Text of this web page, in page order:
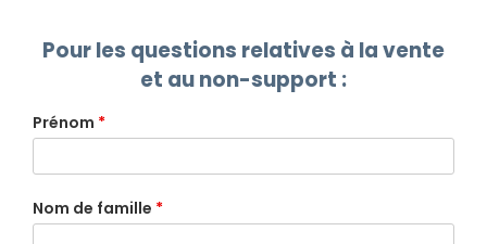
Pour les questions relatives à la vente
et au non-support :
Prénom *
Nom de famille *